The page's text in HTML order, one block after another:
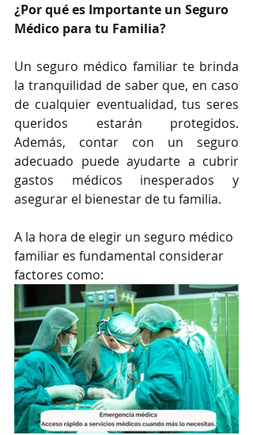
¿Por qué es Importante un Seguro
Médico para tu Familia?
Un seguro médico familiar te brinda
la tranquilidad de saber que, en caso
de cualquier eventualidad, tus seres
queridos estarán protegidos.
Además, contar con un seguro
adecuado puede ayudarte a cubrir
gastos médicos inesperados y
asegurar el bienestar de tu familia.
A la hora de elegir un seguro médico
familiar es fundamental considerar
factores como: